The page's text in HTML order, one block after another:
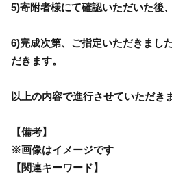
5)寄附者様にて確認いただいた後
6)完成次第、ご指定いただきまし
だきます。
以上の内容で進行させていただき
【備考】
※画像はイメージです
【関連キーワード】